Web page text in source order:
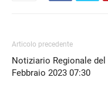
Articolo precedente
Notiziario Regionale del
Febbraio 2023 07:30